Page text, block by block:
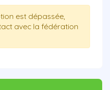
est dépassée,
avec la fédération